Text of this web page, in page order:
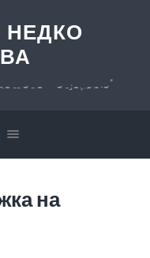
НЕДКО
enjoyable"
на